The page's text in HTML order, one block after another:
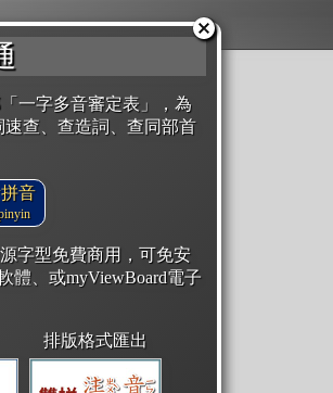
「一字多音審定表」，為
查、查造詞、查同部首
音
字型免費商用，可免安
體、或myViewBoard電子
排版格式匯出